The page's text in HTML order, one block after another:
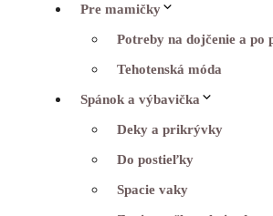
Pre mamičky
Potreby na dojčenie a po
Tehotenská móda
Spánok a výbavička
Deky a prikrývky
Do postieľky
Spacie vaky